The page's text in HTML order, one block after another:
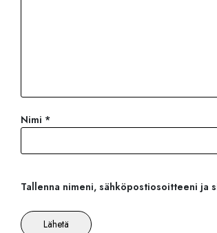
Nimi *
Tallenna nimeni, sähköpostiosoitteeni ja